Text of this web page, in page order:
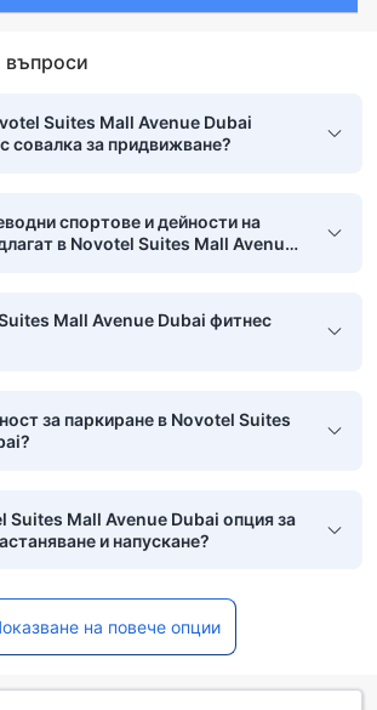
въпроси
Suites Mall Avenue Dubai
совалка за придвижване?
спортове и дейности на
в Novotel Suites Mall Avenue
Mall Avenue Dubai фитнес
за паркиране в Novotel Suites
Suites Mall Avenue Dubai опция за
и напускане?
на повече опции